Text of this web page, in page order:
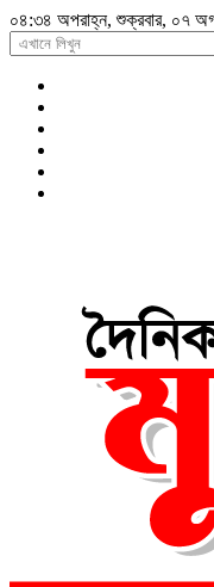
০৪:৩৪ অপরাহ্ন, শুক্রবার, ০৭